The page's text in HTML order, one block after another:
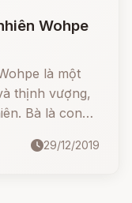
Wohpe
là một
thịnh vượng,
Bà là con
29/12/2019